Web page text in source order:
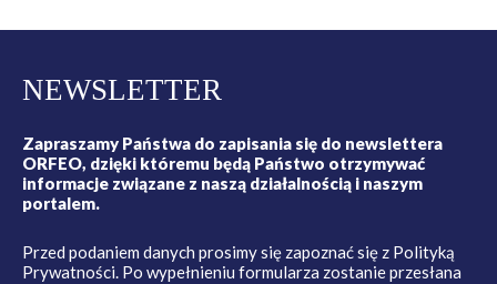
NEWSLETTER
Zapraszamy Państwa do zapisania się do newslettera
ORFEO, dzięki któremu będą Państwo otrzymywać
informacje związane z naszą działalnością i naszym
portalem.
Przed podaniem danych prosimy się zapoznać się z Polityką
Prywatności. Po wypełnieniu formularza zostanie przesłana